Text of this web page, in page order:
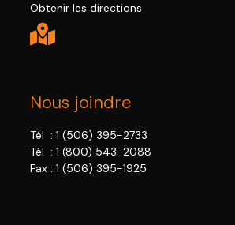
Obtenir les directions
Nous joindre
Tél : 1 (506) 395-2733
Tél : 1 (800) 543-2088
Fax : 1 (506) 395-1925